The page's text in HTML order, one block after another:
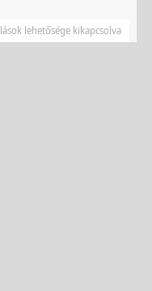
lehetősége kikapcsolva